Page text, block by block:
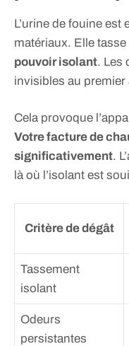
L’urine de fouine
matériaux. Elle
pouvoir isolant. Les
invisibles au premier
Cela provoque
Votre facture de
significativement.
là où l’isolant est
Critère de dégât
Tassement
isolant
Odeurs
persistantes